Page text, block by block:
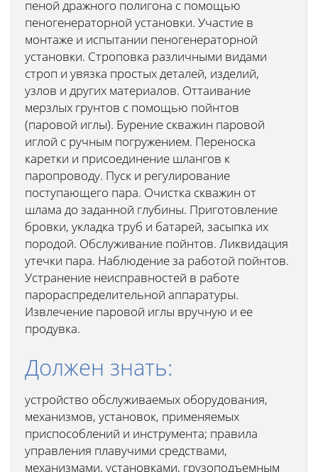
пеной дражного полигона с помощью
пеногенераторной установки. Участие в
монтаже и испытании пеногенераторной
установки. Строповка различными видами
строп и увязка простых деталей, изделий,
узлов и других материалов. Оттаивание
мерзлых грунтов с помощью пойнтов
(паровой иглы). Бурение скважин паровой
иглой с ручным погружением. Переноска
каретки и присоединение шлангов к
паропроводу. Пуск и регулирование
поступающего пара. Очистка скважин от
шлама до заданной глубины. Приготовление
бровки, укладка труб и батарей, засыпка их
породой. Обслуживание пойнтов. Ликвидация
утечки пара. Наблюдение за работой пойнтов.
Устранение неисправностей в работе
парораспределительной аппаратуры.
Извлечение паровой иглы вручную и ее
продувка.
Должен знать:
устройство обслуживаемых оборудования,
механизмов, установок, применяемых
приспособлений и инструмента; правила
управления плавучими средствами,
механизмами, установками, грузоподъемным